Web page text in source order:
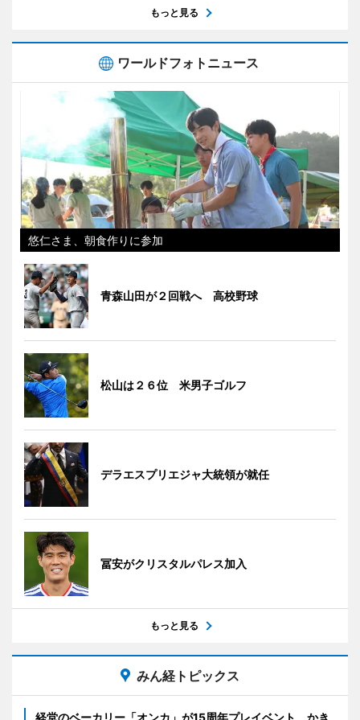
もっと見る
ワールドフォトニュース
悠仁さま、朝食作りに参加
青森山田が２回戦へ 高校野球
松山は２６位 米男子ゴルフ
デラエスプリエジャ大統領が就任
冨安がクリスタルパレス加入
もっと見る
みん経トピックス